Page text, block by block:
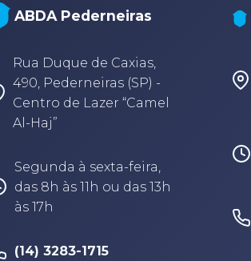
ABDA Pederneiras
Rua Duque de Caxias,
490, Pederneiras (SP) -
Centro de Lazer “Camel
Al-Haj”
Segunda à sexta-feira,
das 8h às 11h ou das 13h
às 17h
(14) 3283-1715